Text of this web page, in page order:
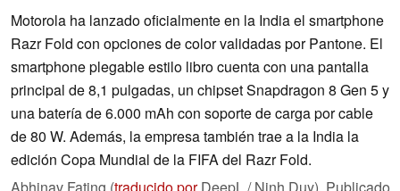
Motorola ha lanzado oficialmente en la India el smartphone
Razr Fold con opciones de color validadas por Pantone. El
smartphone plegable estilo libro cuenta con una pantalla
principal de 8,1 pulgadas, un chipset Snapdragon 8 Gen 5 y
una batería de 6.000 mAh con soporte de carga por cable
de 80 W. Además, la empresa también trae a la India la
edición Copa Mundial de la FIFA del Razr Fold.